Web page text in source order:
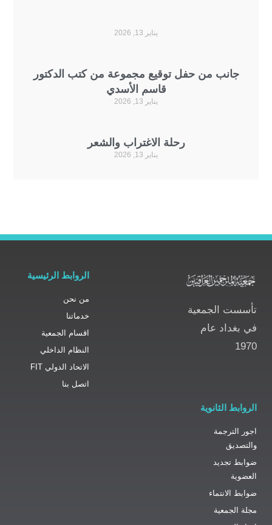
يناير 13, 2026
جانب من حفل توقيع مجموعة من كتب الدكتور
قاسم الأسدي
يناير 13, 2026
رحلة الاغتراب والشعر
يناير 13, 2026
تأسست الجمعية
في بغداد عام
1970
الروابط الرئيسية
من نحن
خدماتنا
اقسام الجمعية
النظام الداخلي
الاتحاد الدولي FIT
اتصل بنا
الروابط الثانوية
اجور الترجمة
والتصديق
ضوابط تجديد
العضوية
ضوابط الانتماء
مجلة الجمعية